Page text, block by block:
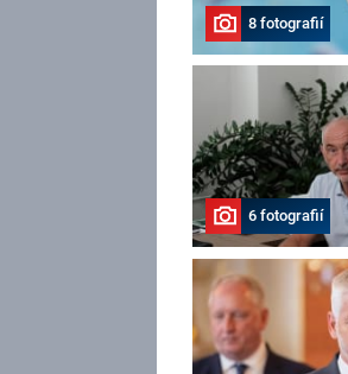
8 fotografií
6 fotografií